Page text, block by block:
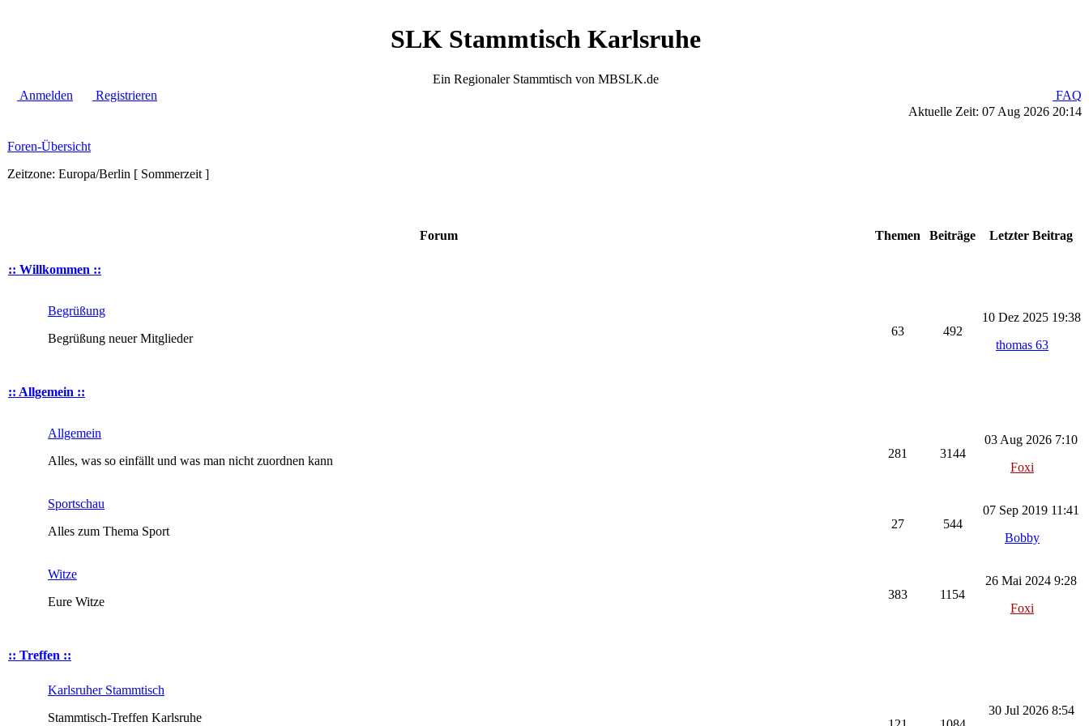
SLK Stammtisch Karlsruhe
Ein Regionaler Stammtisch von MBSLK.de
Anmelden
Registrieren
FAQ
Aktuelle Zeit: 07 Aug 2026 20:14
Foren-Übersicht
Zeitzone: Europa/Berlin [ Sommerzeit ]
Forum Themen Beiträge Letzter Beitrag
:: Willkommen ::
Begrüßung
Begrüßung neuer Mitglieder
63 492
10 Dez 2025 19:38
thomas 63
:: Allgemein ::
Allgemein
Alles, was so einfällt und was man nicht zuordnen kann
281 3144
03 Aug 2026 7:10
Foxi
Sportschau
Alles zum Thema Sport
27 544
07 Sep 2019 11:41
Bobby
Witze
Eure Witze
383 1154
26 Mai 2024 9:28
Foxi
:: Treffen ::
Karlsruher Stammtisch
Stammtisch-Treffen Karlsruhe
30 Jul 2026 8:54